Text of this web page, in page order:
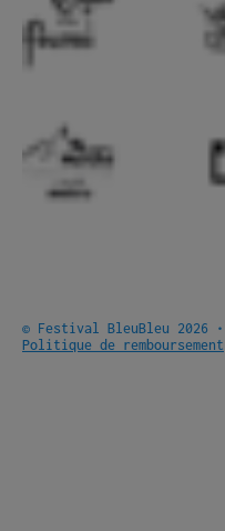
© Festival BleuBleu 2026 •
Politique de remboursement